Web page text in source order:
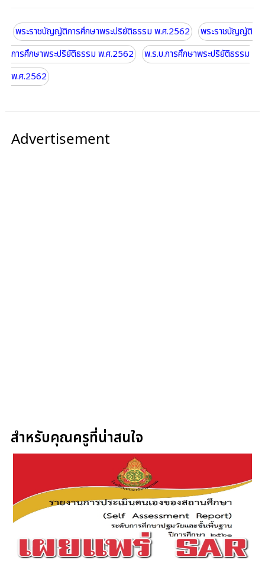
พระราชบัญญัติการศึกษาพระปริยัติธรรม พ.ศ.2562
พระราชบัญญัติ
การศึกษาพระปริยัติธรรม พ.ศ.2562
พ.ร.บ.การศึกษาพระปริยัติธรรม
พ.ศ.2562
Advertisement
สำหรับคุณครูที่น่าสนใจ